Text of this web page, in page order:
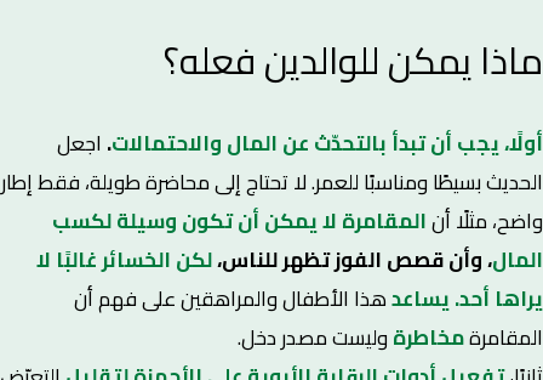
ماذا يمكن للوالدين فعله؟
أولًا، يجب أن تبدأ بالتحدّث عن المال والاحتمالات. اجعل
الحديث بسيطًا ومناسبًا للعمر. لا تحتاج إلى محاضرة طويلة، فقط إطار
واضح، مثلًا أنالمقامرة لا يمكن أن تكون وسيلة لكسب
المال، وأن قصص الفوز تظهر للناس،لكن الخسائر غالبًا لا
يراها أحد.يساعدهذا الأطفال والمراهقين على فهم أن
المقامرةمخاطرةوليست مصدر دخل.